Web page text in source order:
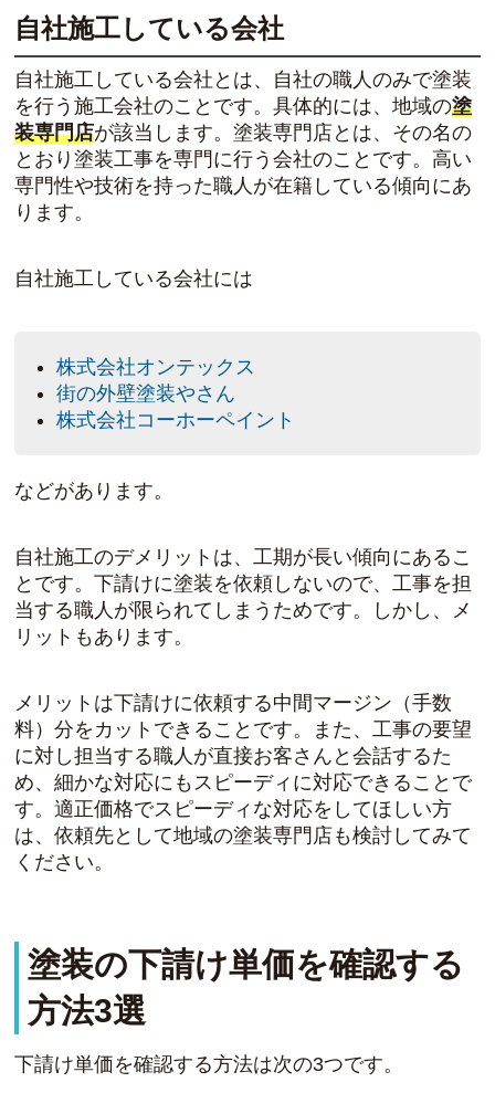
自社施工している会社
自社施工している会社とは、自社の職人のみで塗装
を行う施工会社のことです。具体的には、地域の塗
装専門店が該当します。塗装専門店とは、その名の
とおり塗装工事を専門に行う会社のことです。高い
専門性や技術を持った職人が在籍している傾向にあ
ります。
自社施工している会社には
株式会社オンテックス
街の外壁塗装やさん
株式会社コーホーペイント
などがあります。
自社施工のデメリットは、工期が長い傾向にあるこ
とです。下請けに塗装を依頼しないので、工事を担
当する職人が限られてしまうためです。しかし、メ
リットもあります。
メリットは下請けに依頼する中間マージン（手数
料）分をカットできることです。また、工事の要望
に対し担当する職人が直接お客さんと会話するた
め、細かな対応にもスピーディに対応できることで
す。適正価格でスピーディな対応をしてほしい方
は、依頼先として地域の塗装専門店も検討してみて
ください。
塗装の下請け単価を確認する
方法3選
下請け単価を確認する方法は次の3つです。